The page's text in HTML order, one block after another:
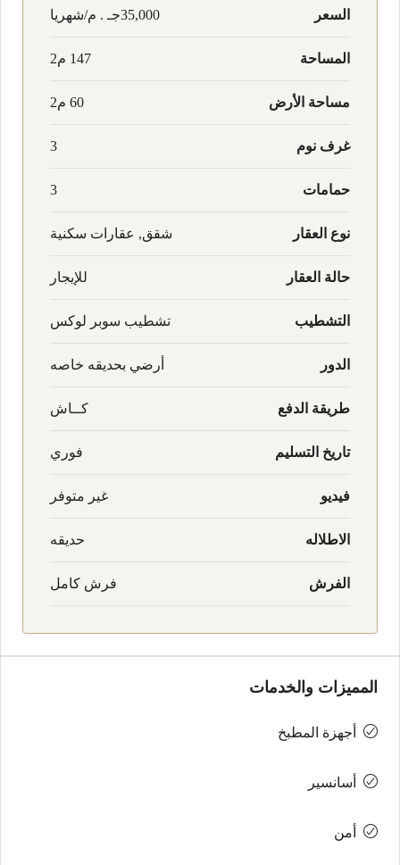
السعر 35,000جـ . م/شهريا
المساحة 147 م2
مساحة الأرض 60 م2
غرف نوم 3
حمامات 3
نوع العقار شقق, عقارات سكنية
حالة العقار للإيجار
التشطيب تشطيب سوبر لوكس
الدور أرضي بحديقه خاصه
طريقة الدفع كــاش
تاريخ التسليم فوري
فيديو غير متوفر
الاطلاله حديقه
الفرش فرش كامل
المميزات والخدمات
أجهزة المطبخ
أسانسير
أمن